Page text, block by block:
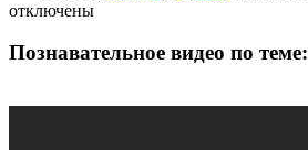
отключены
Познавательное видео по теме: